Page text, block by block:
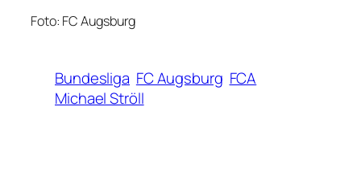
Foto: FC Augsburg
Bundesliga FC Augsburg FCA
Michael Ströll